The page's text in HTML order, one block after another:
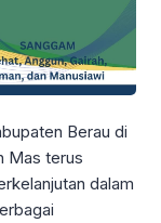
Berau di
Mas terus
dalam